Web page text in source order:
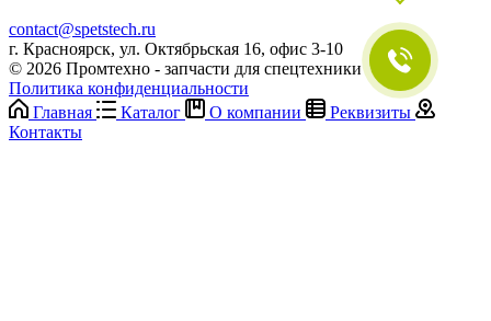
contact@spetstech.ru
г. Красноярск, ул. Октябрьская 16, офис 3-10
© 2026 Промтехно - запчасти для спецтехники
Политика конфиденциальности
Главная
Каталог О компании
Реквизиты
Контакты